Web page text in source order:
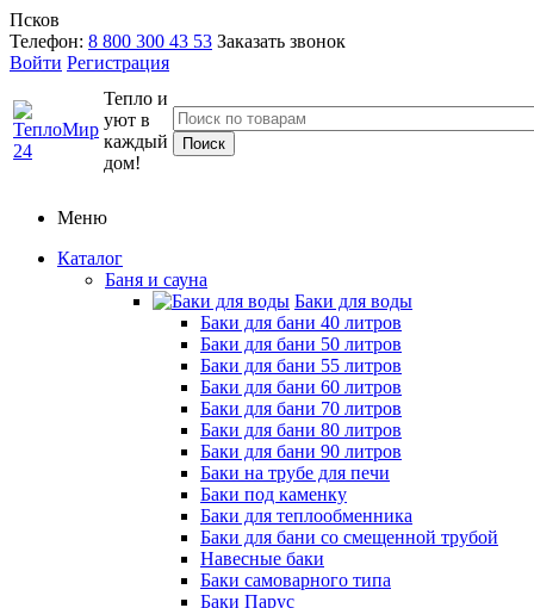
Псков
Телефон: 8 800 300 43 53 Заказать звонок
Войти Регистрация
Тепло и
уют в
каждый
дом!
Меню
Каталог
Баня и сауна
Баки для воды
Баки для бани 40 литров
Баки для бани 50 литров
Баки для бани 55 литров
Баки для бани 60 литров
Баки для бани 70 литров
Баки для бани 80 литров
Баки для бани 90 литров
Баки на трубе для печи
Баки под каменку
Баки для теплообменника
Баки для бани со смещенной трубой
Навесные баки
Баки самоварного типа
Баки Парус